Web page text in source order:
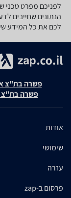
הנתונים שחייבים
לכם את כל המידע
פשרה בת"צ
פשרה בת"צ
אודות
שימושי
עזרה
פרסום ב-zap